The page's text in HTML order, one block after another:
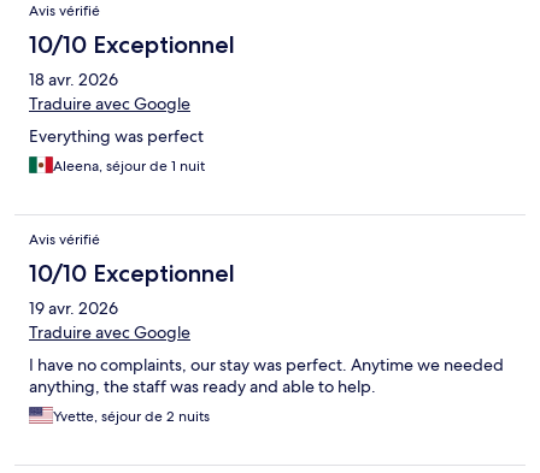
Avis vérifié
10/10 Exceptionnel
18 avr. 2026
Traduire avec Google
Everything was perfect
Aleena, séjour de 1 nuit
Avis vérifié
10/10 Exceptionnel
19 avr. 2026
Traduire avec Google
I have no complaints, our stay was perfect. Anytime we needed
anything, the staff was ready and able to help.
Yvette, séjour de 2 nuits